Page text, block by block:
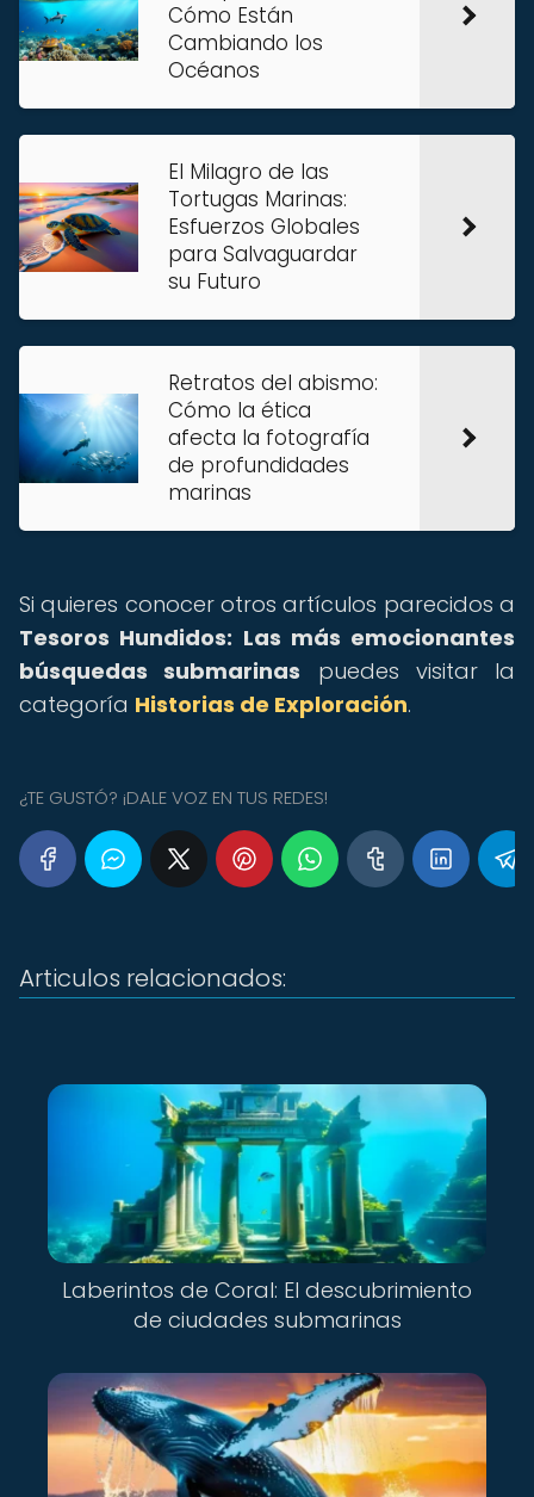
Cómo Están
Cambiando los
Océanos
El Milagro de las
Tortugas Marinas:
Esfuerzos Globales
para Salvaguardar
su Futuro
Retratos del abismo:
Cómo la ética
afecta la fotografía
de profundidades
marinas
Si quieres conocer otros artículos parecidos a
Tesoros Hundidos: Las más emocionantes
búsquedas submarinas puedes visitar la
categoría Historias de Exploración.
¿TE GUSTÓ? ¡DALE VOZ EN TUS REDES!
Articulos relacionados:
Laberintos de Coral: El descubrimiento
de ciudades submarinas